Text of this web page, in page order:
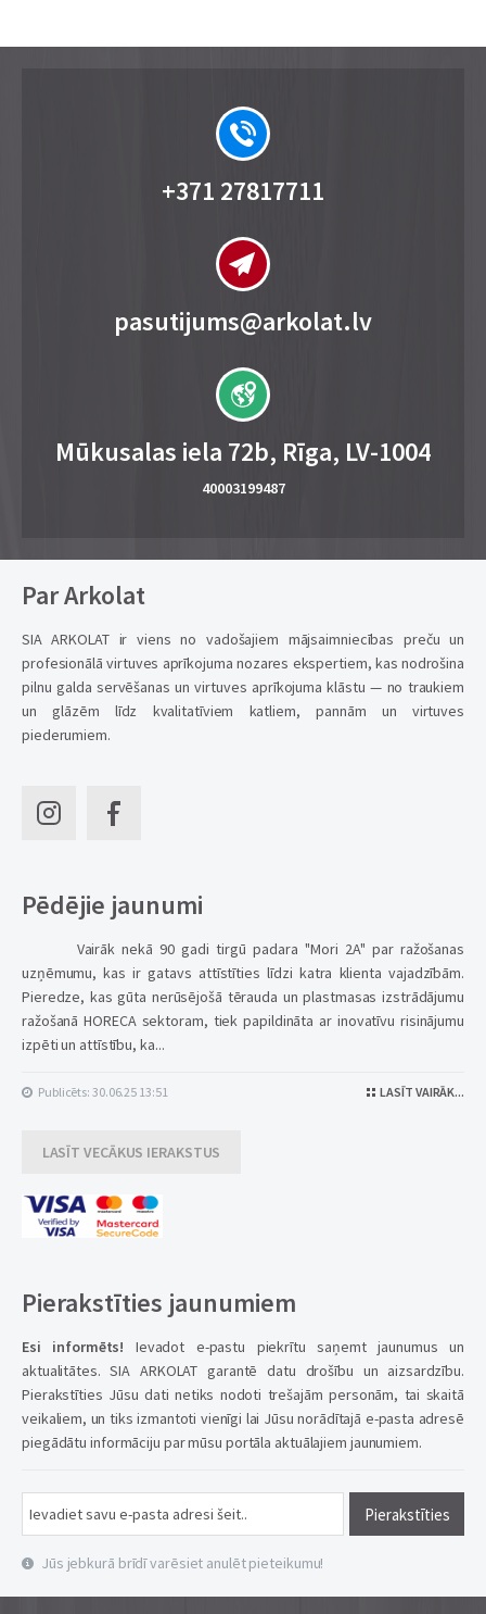
+371 27817711
pasutijums@arkolat.lv
Mūkusalas iela 72b, Rīga, LV-1004
40003199487
Par Arkolat
SIA ARKOLAT ir viens no vadošajiem mājsaimniecības preču un
profesionālā virtuves aprīkojuma nozares ekspertiem, kas nodrošina
pilnu galda servēšanas un virtuves aprīkojuma klāstu — no traukiem
un glāzēm līdz kvalitatīviem katliem, pannām un virtuves
piederumiem.
Pēdējie jaunumi
Vairāk nekā 90 gadi tirgū padara "Mori 2A" par ražošanas
uzņēmumu, kas ir gatavs attīstīties līdzi katra klienta vajadzībām.
Pieredze, kas gūta nerūsējošā tērauda un plastmasas izstrādājumu
ražošanā HORECA sektoram, tiek papildināta ar inovatīvu risinājumu
izpēti un attīstību, ka...
Publicēts: 30.06.25 13:51 LASĪT VAIRĀK...
LASĪT VECĀKUS IERAKSTUS
Pierakstīties jaunumiem
Esi informēts! Ievadot e-pastu piekrītu saņemt jaunumus un
aktualitātes. SIA ARKOLAT garantē datu drošību un aizsardzību.
Pierakstīties Jūsu dati netiks nodoti trešajām personām, tai skaitā
veikaliem, un tiks izmantoti vienīgi lai Jūsu norādītajā e-pasta adresē
piegādātu informāciju par mūsu portāla aktuālajiem jaunumiem.
Pierakstīties
Jūs jebkurā brīdī varēsiet anulēt pieteikumu!